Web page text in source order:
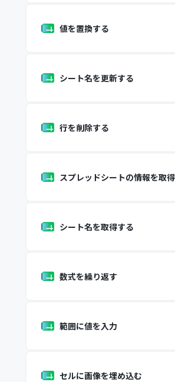
値を置換する
シート名を更新する
行を削除する
スプレッドシートの情報を取得
シート名を取得する
数式を繰り返す
範囲に値を入力
セルに画像を埋め込む